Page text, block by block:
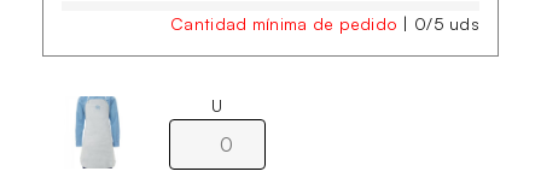
Cantidad mínima de pedido | 0/5 uds
U